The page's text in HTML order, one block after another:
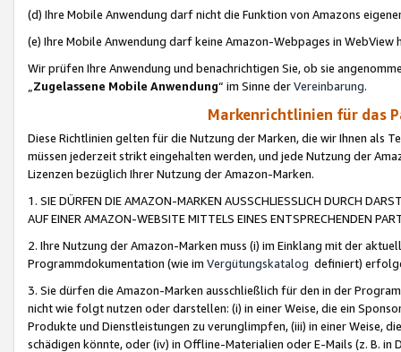
(d) Ihre Mobile Anwendung darf nicht die Funktion von Amazons
(e) Ihre Mobile Anwendung darf keine Amazon-Webpages in WebView
Wir prüfen Ihre Anwendung und benachrichtigen Sie, ob sie
„Zugelassene Mobile Anwendung“ im Sinne derVereinbarung.
Markenrichtlinien für das
Diese Richtlinien gelten für die Nutzung der Marken, die wir Ihnen als
müssen jederzeit strikt eingehalten werden, und jede Nutzung der
Lizenzen bezüglich Ihrer Nutzung der Amazon-Marken.
1. SIE DÜRFEN DIE AMAZON-MARKEN AUSSCHLIESSLICH DURCH
AUF EINER AMAZON-WEBSITE MITTELS EINES ENTSPRECHENDEN
2. Ihre Nutzung der Amazon-Marken muss (i) im Einklang mit der
Programmdokumentation (wie im Vergütungskatalog definiert)
3. Sie dürfen die Amazon-Marken ausschließlich für den in der
nicht wie folgt nutzen oder darstellen: (i) in einer Weise, die ein
Produkte und Dienstleistungen zu verunglimpfen, (iii) in einer Weise,
schädigen könnte, oder (iv) in Offline-Materialien oder E-Mails (z. B. in